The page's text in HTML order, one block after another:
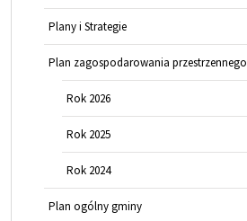
Plany i Strategie
Plan zagospodarowania przestrzennego
Rok 2026
Rok 2025
Rok 2024
Plan ogólny gminy